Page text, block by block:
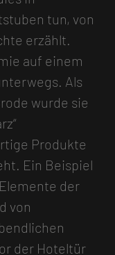
tun, von
erzählt.
auf einem
Als
wurde sie
Produkte
Ein Beispiel
der
von
der Hoteltür